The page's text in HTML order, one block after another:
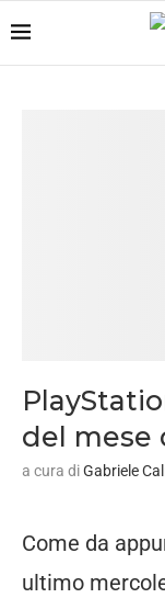
del mese
a cura diGabriele
Come da
ultimo